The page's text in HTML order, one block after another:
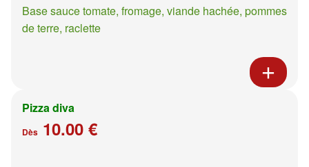
Base sauce tomate, fromage, viande hachée, pommes
de terre, raclette
Pizza diva
Dès 10.00 €